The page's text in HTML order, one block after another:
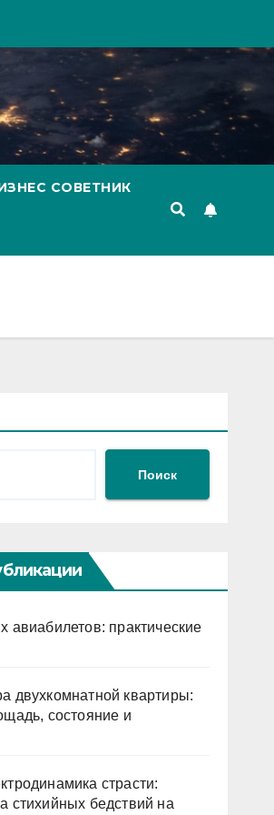
СОВЕТНИК
Поиск
авиабилетов: практические
двухкомнатной квартиры:
состояние и
страсти:
стихийных бедствий на